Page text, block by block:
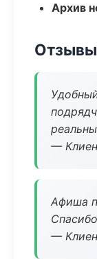
Архив
Отзывы
—
Афиша
—